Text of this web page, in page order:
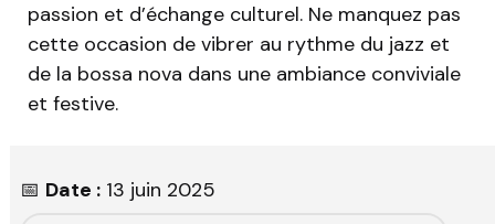
passion et d’échange culturel. Ne manquez pas
cette occasion de vibrer au rythme du jazz et
de la bossa nova dans une ambiance conviviale
et festive.
📅 Date : 13 juin 2025